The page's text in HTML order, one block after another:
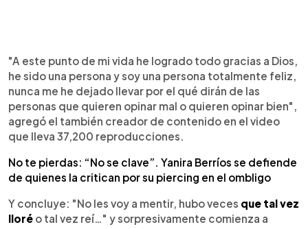
"A este punto de mi vida he logrado todo gracias a Dios,
he sido una persona y soy una persona totalmente feliz,
nunca me he dejado llevar por el qué dirán de las
personas que quieren opinar mal o quieren opinar bien",
agregó el también creador de contenido en el video
que lleva 37,200 reproducciones.
No te pierdas: “No se clave”. Yanira Berríos se defiende
de quienes la critican por su piercing en el ombligo
Y concluye: "No les voy a mentir, hubo veces que tal vez
lloré o tal vez reí…" y sorpresivamente comienza a